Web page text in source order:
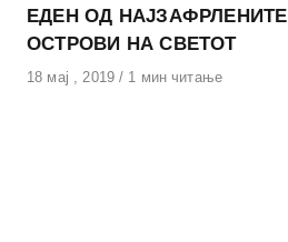
ЕДЕН ОД НАЈЗАФРЛЕНИТЕ
ОСТРОВИ НА СВЕТОТ
Објавено
18 мај , 2019 1 мин читање